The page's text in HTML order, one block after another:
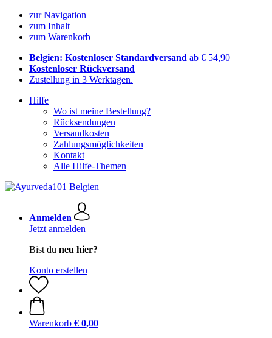
zur Navigation
zum Inhalt
zum Warenkorb
Belgien: Kostenloser Standardversand ab € 54,90
Kostenloser Rückversand
Zustellung in 3 Werktagen.
Hilfe
Wo ist meine Bestellung?
Rücksendungen
Versandkosten
Zahlungsmöglichkeiten
Kontakt
Alle Hilfe-Themen
Anmelden
Jetzt anmelden
Bist du neu hier?
Konto erstellen
Warenkorb € 0,00